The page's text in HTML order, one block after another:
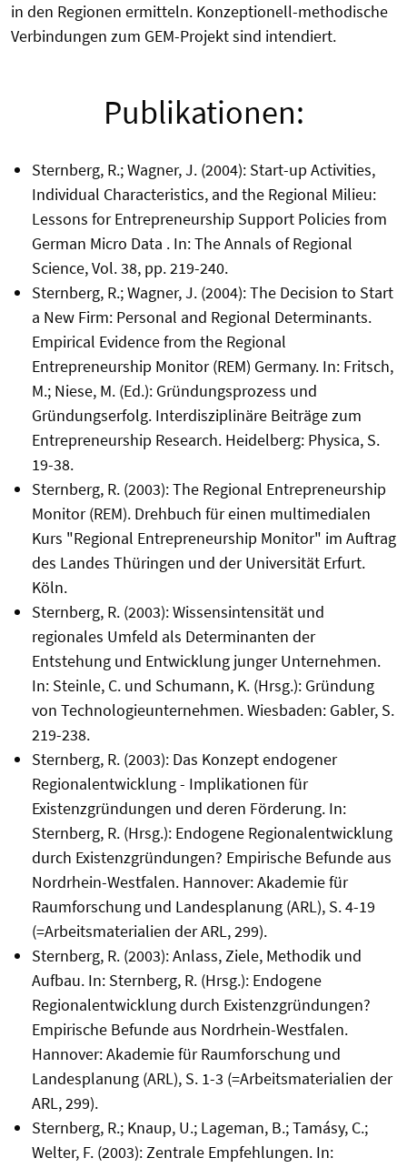
in den Regionen ermitteln. Konzeptionell-methodische
Verbindungen zum GEM-Projekt sind intendiert.
Publikationen:
Sternberg, R.; Wagner, J. (2004): Start-up Activities,
Individual Characteristics, and the Regional Milieu:
Lessons for Entrepreneurship Support Policies from
German Micro Data . In: The Annals of Regional
Science, Vol. 38, pp. 219-240.
Sternberg, R.; Wagner, J. (2004): The Decision to Start
a New Firm: Personal and Regional Determinants.
Empirical Evidence from the Regional
Entrepreneurship Monitor (REM) Germany. In: Fritsch,
M.; Niese, M. (Ed.): Gründungsprozess und
Gründungserfolg. Interdisziplinäre Beiträge zum
Entrepreneurship Research. Heidelberg: Physica, S.
19-38.
Sternberg, R. (2003): The Regional Entrepreneurship
Monitor (REM). Drehbuch für einen multimedialen
Kurs "Regional Entrepreneurship Monitor" im Auftrag
des Landes Thüringen und der Universität Erfurt.
Köln.
Sternberg, R. (2003): Wissensintensität und
regionales Umfeld als Determinanten der
Entstehung und Entwicklung junger Unternehmen.
In: Steinle, C. und Schumann, K. (Hrsg.): Gründung
von Technologieunternehmen. Wiesbaden: Gabler, S.
219-238.
Sternberg, R. (2003): Das Konzept endogener
Regionalentwicklung - Implikationen für
Existenzgründungen und deren Förderung. In:
Sternberg, R. (Hrsg.): Endogene Regionalentwicklung
durch Existenzgründungen? Empirische Befunde aus
Nordrhein-Westfalen. Hannover: Akademie für
Raumforschung und Landesplanung (ARL), S. 4-19
(=Arbeitsmaterialien der ARL, 299).
Sternberg, R. (2003): Anlass, Ziele, Methodik und
Aufbau. In: Sternberg, R. (Hrsg.): Endogene
Regionalentwicklung durch Existenzgründungen?
Empirische Befunde aus Nordrhein-Westfalen.
Hannover: Akademie für Raumforschung und
Landesplanung (ARL), S. 1-3 (=Arbeitsmaterialien der
ARL, 299).
Sternberg, R.; Knaup, U.; Lageman, B.; Tamásy, C.;
Welter, F. (2003): Zentrale Empfehlungen. In: